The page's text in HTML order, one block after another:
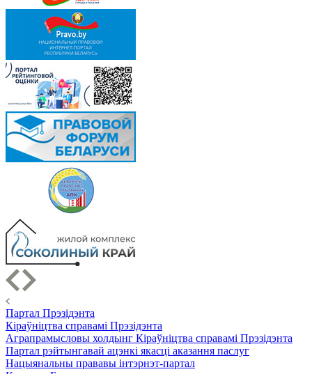
Партал Прэзідэнта
Кіраўніцтва справамі Прэзідэнта
Аграпрамысловы холдынг Кіраўніцтва справамі Прэзідэнта
Партал рэйтынгавай ацэнкі якасці аказання паслуг
Нацыянальны прававы інтэрнэт-партал